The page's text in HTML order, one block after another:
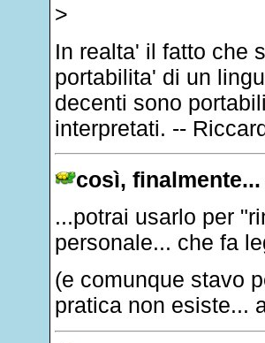
>
In realta' il fatto che
portabilita' di un
decenti sono
interpretati. --
così, finalmente...
...potrai usarlo per
personale... che fa
(e comunque stavo
pratica non esiste...